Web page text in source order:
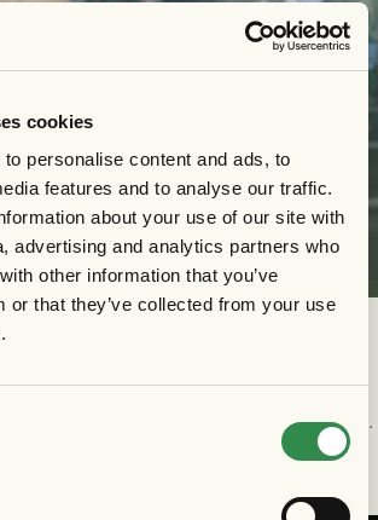
cookies
personalise content and ads, to
features and to analyse our traffic.
about your use of our site with
advertising and analytics partners who
other information that you’ve
or that they’ve collected from your use
mot FC Nordsjælland
halvlek och skapade fler chanser,
ledningsmål strax innan halvtid. Efter
när Nordsjälland tilläts ha mer av